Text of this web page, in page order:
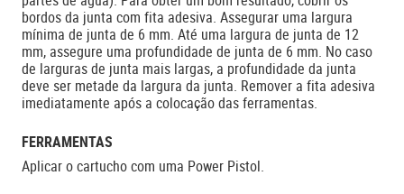
bordos da junta com fita adesiva. Assegurar uma largura
mínima de junta de 6 mm. Até uma largura de junta de 12
mm, assegure uma profundidade de junta de 6 mm. No caso
de larguras de junta mais largas, a profundidade da junta
deve ser metade da largura da junta. Remover a fita adesiva
imediatamente após a colocação das ferramentas.
FERRAMENTAS
Aplicar o cartucho com uma Power Pistol.